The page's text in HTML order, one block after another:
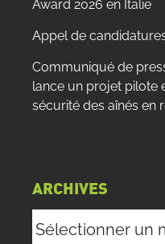
Award 2026 en Italie
Appel de
Communiqué de
lance un projet pilote
sécurité des aînés en
ARCHIVES